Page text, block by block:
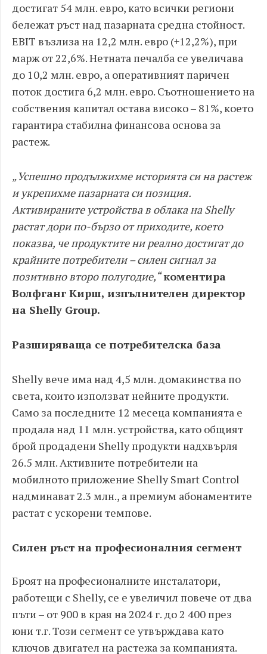
достигат 54 млн. евро, като всички региони
бележат ръст над пазарната средна стойност.
EBIT възлиза на 12,2 млн. евро (+12,2%), при
марж от 22,6%. Нетната печалба се увеличава
до 10,2 млн. евро, а оперативният паричен
поток достига 6,2 млн. евро. Съотношението на
собствения капитал остава високо – 81%, което
гарантира стабилна финансова основа за
растеж.
„Успешно продължихме историята си на растеж
и укрепихме пазарната си позиция.
Активираните устройства в облака на Shelly
растат дори по-бързо от приходите, което
показва, че продуктите ни реално достигат до
крайните потребители – силен сигнал за
позитивно второ полугодие,“коментира
Волфганг Кирш, изпълнителен директор
на Shelly Group.
Разширяваща се потребителска база
Shelly вече има над 4,5 млн. домакинства по
света, които използват нейните продукти.
Само за последните 12 месеца компанията е
продала над 11 млн. устройства, като общият
брой продадени Shelly продукти надхвърля
26.5 млн. Активните потребители на
мобилното приложение Shelly Smart Control
надминават 2.3 млн., а премиум абонаментите
растат с ускорени темпове.
Силен ръст на професионалния сегмент
Броят на професионалните инсталатори,
работещи с Shelly, се е увеличил повече от два
пъти – от 900 в края на 2024 г. до 2 400 през
юни т.г. Този сегмент се утвърждава като
ключов двигател на растежа за компанията.